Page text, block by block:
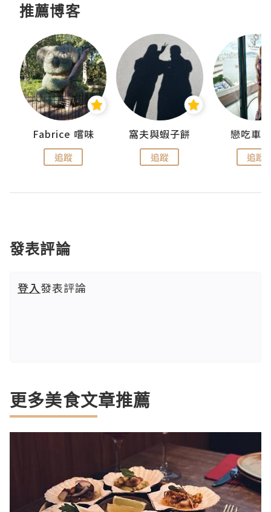
推薦博客
Fabrice 嚐味
追蹤
窩夫與蝦子餅
追蹤
戀吃車
追蹤
發表評論
登入發表評論
更多美食文章推薦